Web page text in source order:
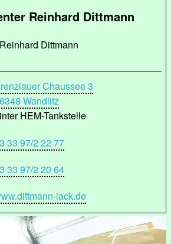
Reinhard Dittmann
Reinhard Dittmann
Chaussee 3
Wandlitz
HEM-Tankstelle
33 97/2 22 77
33 97/2 20 64
lack.de